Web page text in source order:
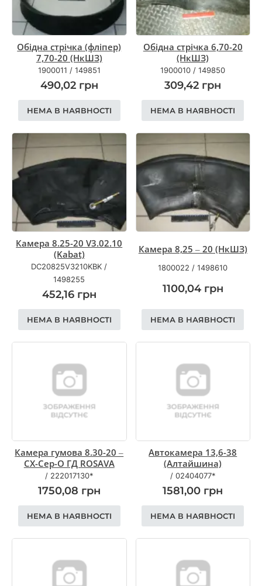
Обідна стрічка (фліпер)
7,70-20 (НкШЗ)
1900011 / 149851
490,02 грн
НЕМА В НАЯВНОСТІ
Обідна стрічка 6,70-20
(НкШЗ)
1900010 /149850
309,42 грн
НЕМА В НАЯВНОСТІ
Камера 8.25-20 V3.02.10
(Kabat)
DC20825V3210KBK /
1498255
452,16 грн
НЕМА В НАЯВНОСТІ
Камера 8,25 – 20 (НкШЗ)
1800022 /1498610
1100,04 грн
НЕМА В НАЯВНОСТІ
Камера гумова 8.30-20 –
СХ-Сер-О ГД ROSAVA
/ 222017130*
1750,08 грн
НЕМА В НАЯВНОСТІ
Автокамера 13,6-38
(Алтайшина)
/ 02404077*
1581,00 грн
НЕМА В НАЯВНОСТІ